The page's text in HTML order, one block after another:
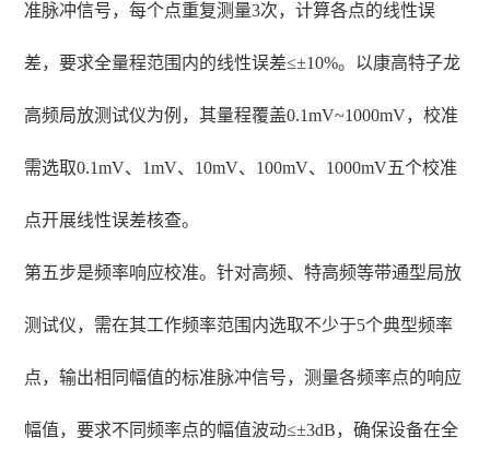
准脉冲信号，每个点重复测量3次，计算各点的线性误
差，要求全量程范围内的线性误差≤±10%。以康高特子龙
高频局放测试仪为例，其量程覆盖0.1mV~1000mV，校准
需选取0.1mV、1mV、10mV、100mV、1000mV五个校准
点开展线性误差核查。
第五步是频率响应校准。针对高频、特高频等带通型局放
测试仪，需在其工作频率范围内选取不少于5个典型频率
点，输出相同幅值的标准脉冲信号，测量各频率点的响应
幅值，要求不同频率点的幅值波动≤±3dB，确保设备在全